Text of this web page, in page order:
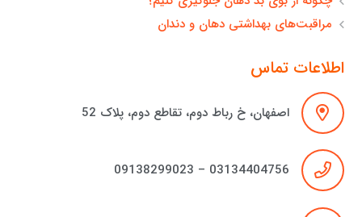
مراقبت‌های بهداشتی دهان و دندان
اطلاعات تماس
اصفهان، خ رباط دوم، تقاطع دوم، پلاک 52
03134404756 – 09138299023